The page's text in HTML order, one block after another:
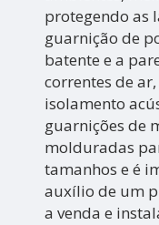
protegendo as
guarnição de
batente e a
correntes de
isolamento
guarnições de
molduradas
tamanhos e é
auxílio de um
a venda e